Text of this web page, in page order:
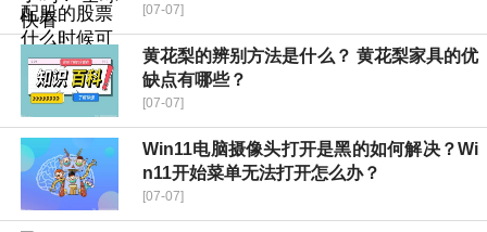
[07-07]
黄花梨的辨别方法是什么？ 黄花梨家具的优
缺点有哪些？
[07-07]
Win11电脑摄像头打开是黑的如何解决？Wi
n11开始菜单无法打开怎么办？
[07-07]